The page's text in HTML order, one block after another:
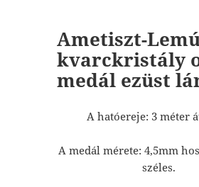
ELÉRHETŐSÉG
ONLINE
Ametiszt-
kvarckristály
medál ezüst
A hatóereje: 3 méter
A medál mérete: 4,5mm
széles.